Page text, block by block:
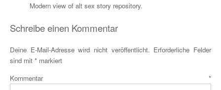
Modern view of alt sex story repository.
Schreibe einen Kommentar
Deine E-Mail-Adresse wird nicht veröffentlicht. Erforderliche Felder
sind mit * markiert
Kommentar *